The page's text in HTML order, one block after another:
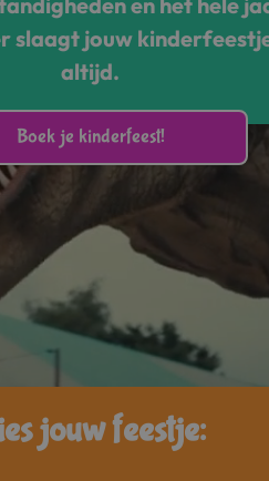
slaagt jouw
altijd.
Boek je kinderfeest!
jouw feestje: